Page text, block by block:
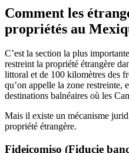
Comment les
propriétés au
C’est la section la plus
restreint la propriété étrangère
littoral et de 100 kilomètres des
qu’on appelle la zone restreinte,
destinations balnéaires où les
Mais il existe un mécanisme
propriété étrangère.
Fideicomiso (Fiducie